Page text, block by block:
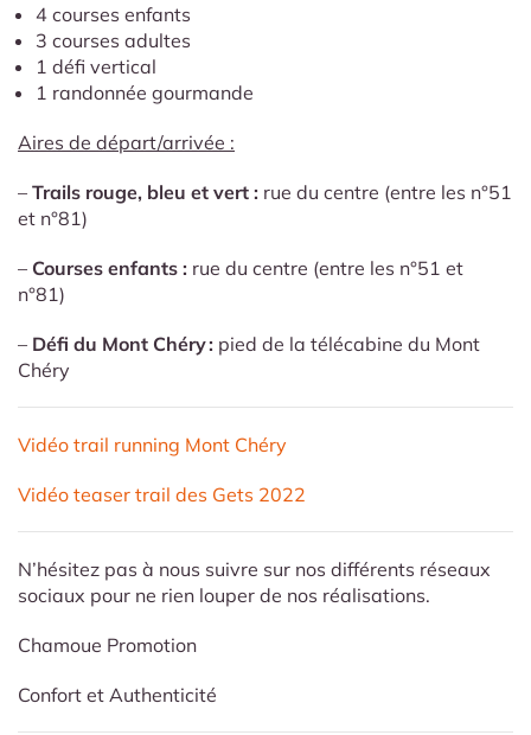
4 courses enfants
3 courses adultes
1 défi vertical
1 randonnée gourmande
Aires de départ/arrivée :
– Trails rouge, bleu et vert : rue du centre (entre les n°51
et n°81)
– Courses enfants : rue du centre (entre les n°51 et
n°81)
– Défi du Mont Chéry : pied de la télécabine du Mont
Chéry
Vidéo trail running Mont Chéry
Vidéo teaser trail des Gets 2022
N’hésitez pas à nous suivre sur nos différents réseaux
sociaux pour ne rien louper de nos réalisations.
Chamoue Promotion
Confort et Authenticité